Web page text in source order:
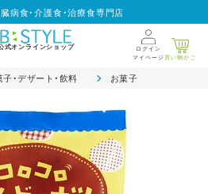
病食・介護食・治療食専門店
式オンラインショップ
ログイン
マイページ買い物かご
・デザート・飲料 お菓子